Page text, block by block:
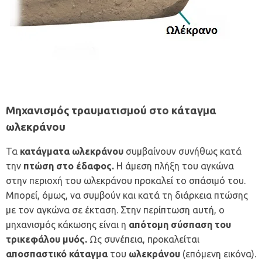
Μηχανισμός τραυματισμού στο κάταγμα
ωλεκράνου
Τα κατάγματα ωλεκράνου συμβαίνουν συνήθως κατά
την πτώση στο έδαφος. Η άμεση πλήξη του αγκώνα
στην περιοχή του ωλεκράνου προκαλεί το σπάσιμό του.
Μπορεί, όμως, να συμβούν και κατά τη διάρκεια πτώσης
με τον αγκώνα σε έκταση. Στην περίπτωση αυτή, ο
μηχανισμός κάκωσης είναι η απότομη σύσπαση του
τρικεφάλου μυός. Ως συνέπεια, προκαλείται
αποσπαστικό κάταγματου ωλεκράνου (επόμενη εικόνα).